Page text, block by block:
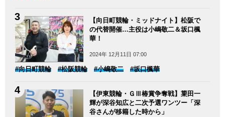
【向日町競輪・ミッドナイト】松阪で
の代替開催…主役は小嶋敬二＆坂口楓
華！
2024年 12月11日 07:00
#向日町競輪 #松阪競輪 #小嶋敬二 #坂口楓華
【伊東競輪・ＧⅢ椿賞争奪戦】簗田一
輝が深谷知広と二次予選ワンツー「深
谷さんが移籍した時から」